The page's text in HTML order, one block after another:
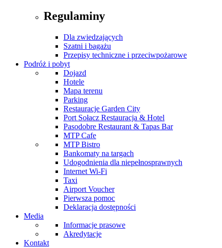
Regulaminy
Dla zwiedzających
Szatni i bagażu
Przepisy techniczne i przeciwpożarowe
Podróż i pobyt
Dojazd
Hotele
Mapa terenu
Parking
Restauracje Garden City
Port Sołacz Restauracja & Hotel
Pasodobre Restaurant & Tapas Bar
MTP Cafe
MTP Bistro
Bankomaty na targach
Udogodnienia dla niepełnosprawnych
Internet Wi-Fi
Taxi
Airport Voucher
Pierwsza pomoc
Deklaracja dostępności
Media
Informacje prasowe
Akredytacje
Kontakt